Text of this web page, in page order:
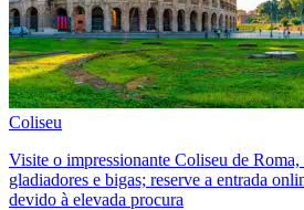
Coliseu
Visite o impressionante Coliseu de Roma,
gladiadores e bigas; reserve a entrada
devido à elevada procura